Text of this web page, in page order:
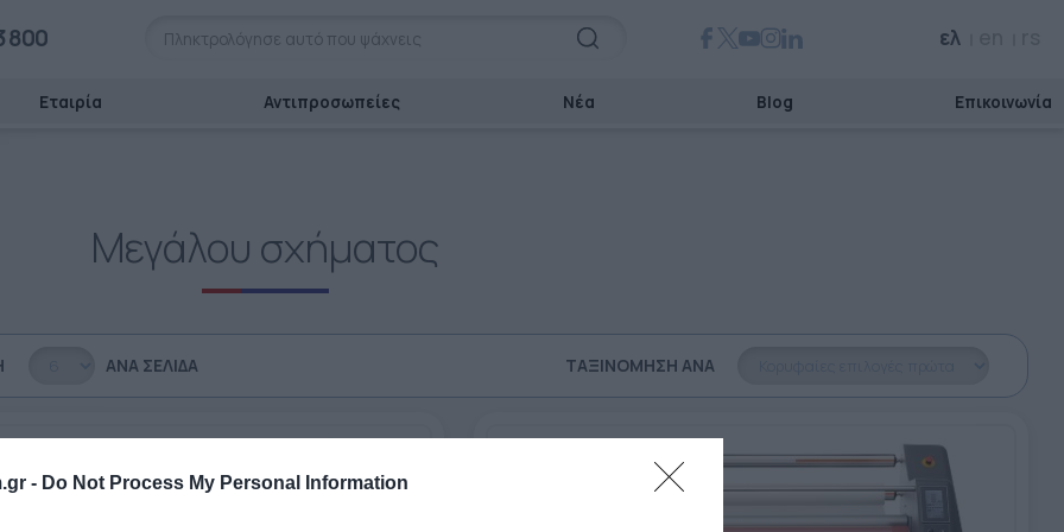
- Do Not Process My Personal Information
800 ελ
Εταιρία Αντιπροσωπείες Νέα Blog Επικοινωνία
Μεγάλου σχήματος
ΑΝΆ ΣΕΛΊΔΑ ΤΑΞΙΝΌΜΗΣΗ ΑΝΆ